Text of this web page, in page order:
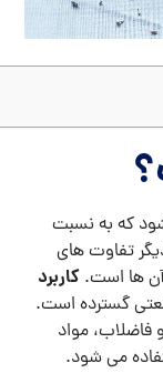
که به نسبت
تفاوت های
آن ها است.کاربرد
گسترده است.
فاضلاب، مواد
می شود.